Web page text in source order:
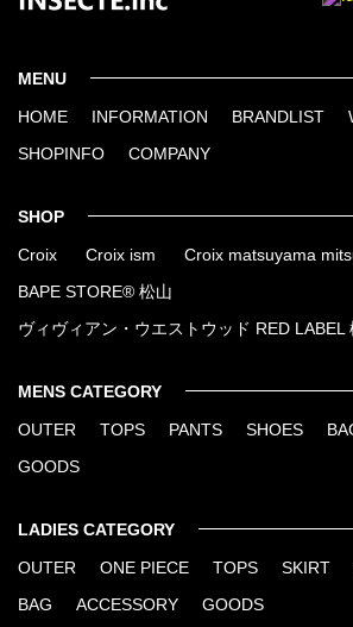
MENU
HOME INFORMATION BRANDLIST
SHOPINFO COMPANY
SHOP
Croix Croix ism Croix matsuyama
BAPE STORE® 松山
ヴィヴィアン・ウエストウッド RED LABEL
MENS CATEGORY
OUTER TOPS PANTS SHOES
GOODS
LADIES CATEGORY
OUTER ONE PIECE TOPS SKIRT
BAG ACCESSORY GOODS